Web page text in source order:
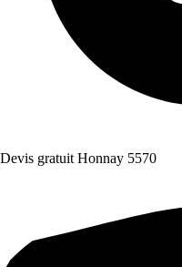
Devis gratuit Honnay 5570